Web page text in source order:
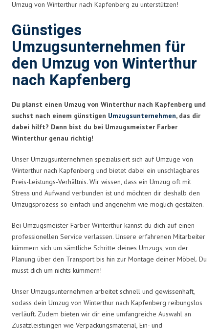
Umzug von Winterthur nach Kapfenberg zu unterstützen!
Günstiges
Umzugsunternehmen für
den Umzug von Winterthur
nach Kapfenberg
Du planst einen Umzug von Winterthur nach Kapfenberg und
suchst nach einem günstigen Umzugsunternehmen, das dir
dabei hilft? Dann bist du bei Umzugsmeister Farber
Winterthur genau richtig!
Unser Umzugsunternehmen spezialisiert sich auf Umzüge von
Winterthur nach Kapfenberg und bietet dabei ein unschlagbares
Preis-Leistungs-Verhältnis. Wir wissen, dass ein Umzug oft mit
Stress und Aufwand verbunden ist und möchten dir deshalb den
Umzugsprozess so einfach und angenehm wie möglich gestalten.
Bei Umzugsmeister Farber Winterthur kannst du dich auf einen
professionellen Service verlassen. Unsere erfahrenen Mitarbeiter
kümmern sich um sämtliche Schritte deines Umzugs, von der
Planung über den Transport bis hin zur Montage deiner Möbel. Du
musst dich um nichts kümmern!
Unser Umzugsunternehmen arbeitet schnell und gewissenhaft,
sodass dein Umzug von Winterthur nach Kapfenberg reibungslos
verläuft. Zudem bieten wir dir eine umfangreiche Auswahl an
Zusatzleistungen wie Verpackungsmaterial, Ein- und